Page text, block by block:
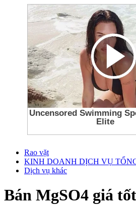
Rao vặt
KINH DOANH DỊCH VỤ
Dịch vụ khác
Bán MgSO4 giá